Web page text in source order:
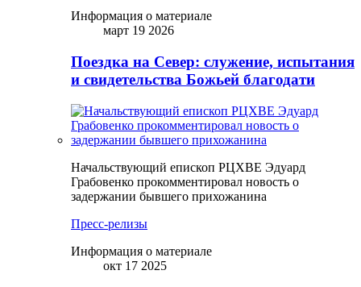
Информация о материале
март 19 2026
Поездка на Север: служение, испытания
и свидетельства Божьей благодати
Начальствующий епископ РЦХВЕ Эдуард
Грабовенко прокомментировал новость о
задержании бывшего прихожанина
Пресс-релизы
Информация о материале
окт 17 2025